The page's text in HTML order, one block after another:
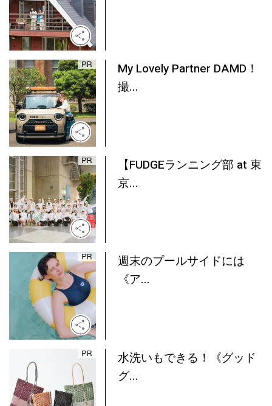
My Lovely Partner DAMD！
撮...
【FUDGEランニング部 at 東
京...
週末のプールサイドには
《ア...
水洗いもできる！《グッド
グ...